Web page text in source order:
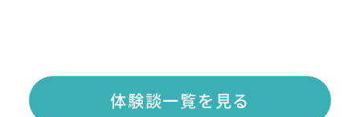
体験談一覧を見る